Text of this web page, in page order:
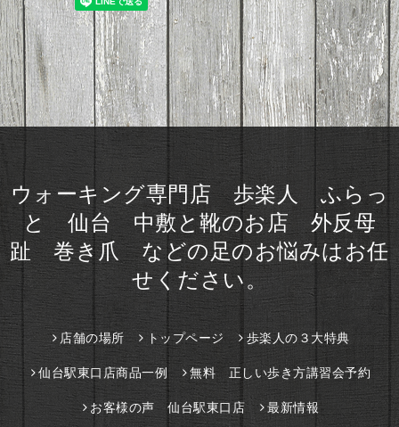
ウォーキング専門店 歩楽人 ふらっ
と 仙台 中敷と靴のお店 外反母
趾 巻き爪 などの足のお悩みはお任
せください。
店舗の場所 トップページ 歩楽人の３大特典
仙台駅東口店商品一例 無料 正しい歩き方講習会予約
お客様の声 仙台駅東口店 最新情報